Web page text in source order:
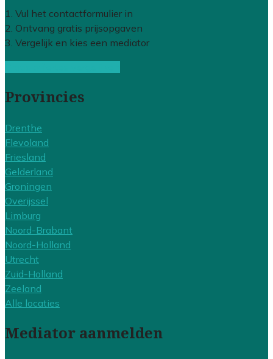
1. Vul het contactformulier in
2. Ontvang gratis prijsopgaven
3. Vergelijk en kies een mediator
Provincies
Drenthe
Flevoland
Friesland
Gelderland
Groningen
Overijssel
Limburg
Noord-Brabant
Noord-Holland
Utrecht
Zuid-Holland
Zeeland
Alle locaties
Mediator aanmelden